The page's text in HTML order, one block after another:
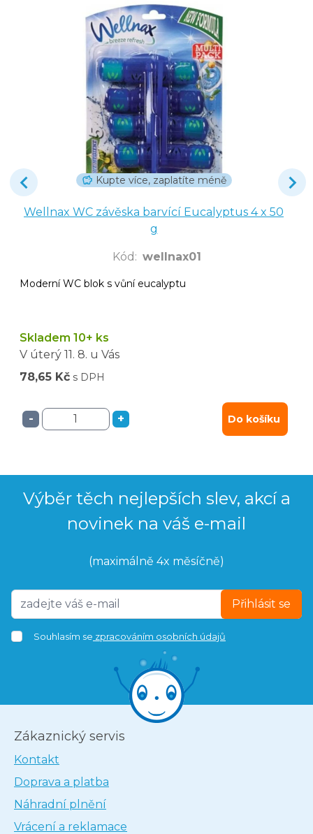
Kupte více, zaplatíte méně
Wellnax WC závěska barvící Eucalyptus 4 x 50
g
Kód : wellnax01
Moderní WC blok s vůní eucalyptu
Skladem 10+ ks
V úterý 11. 8. u Vás
78,65 Kč s DPH
- + Do košíku
Výběr těch nejlepších slev, akcí a
novinek na váš e-mail
(maximálně 4x měsíčně)
Přihlásit se
Souhlasím se zpracováním osobních údajů
Zákaznický servis
Kontakt
Doprava a platba
Náhradní plnění
Vrácení a reklamace